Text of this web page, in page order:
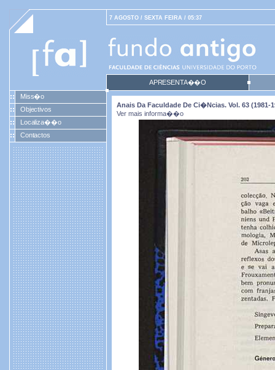
7 AGOSTO / SEXTA FEIRA / 05:37
APRESENTA��O
Miss�o
Objectivos
Localiza��o
Contactos
Anais Da Faculdade De Ci�ncias. Vol. 63 (1981-
Ver mais informa��o